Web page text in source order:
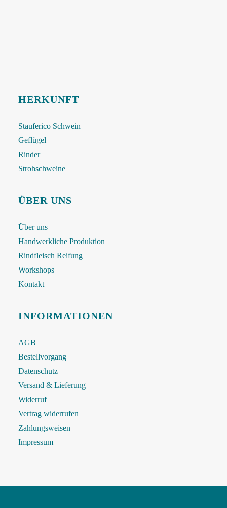
HERKUNFT
Stauferico Schwein
Geflügel
Rinder
Strohschweine
ÜBER UNS
Über uns
Handwerkliche Produktion
Rindfleisch Reifung
Workshops
Kontakt
INFORMATIONEN
AGB
Bestellvorgang
Datenschutz
Versand & Lieferung
Widerruf
Vertrag widerrufen
Zahlungsweisen
Impressum